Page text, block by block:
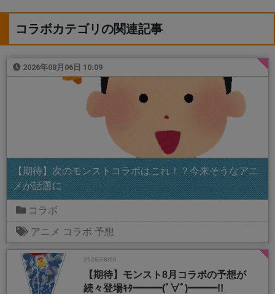
コラボカテゴリの関連記事
2026年08月06日 10:09
【期待】次のモンストコラボはこれ！？今来そうなアニ
メが話題に
コラボ
アニメ コラボ 予想
2026/08/06
【期待】モンスト8月コラボの予想が
続々登場ｷﾀ━━━(ﾟ∀ﾟ)━━━!!